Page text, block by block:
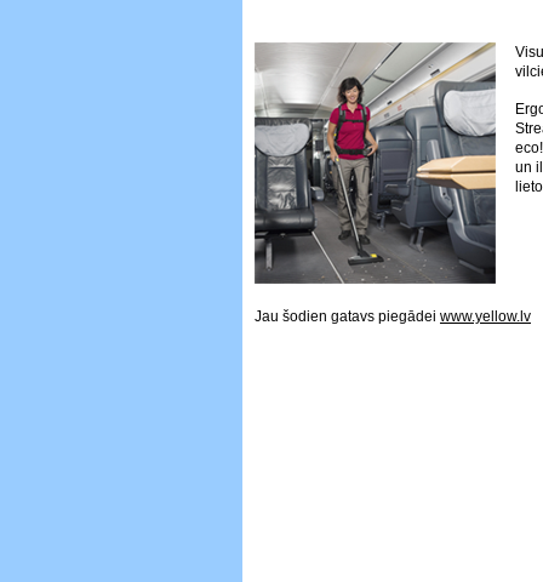
un
Jau šodien gatavs piegādei www.yellow.lv